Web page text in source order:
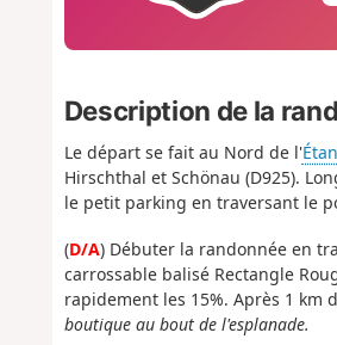
Description de la
Le départ se fait au Nord de l'
Hirschthal et Schönau (D925).
le petit parking en traversant le
(D/A) Débuter la randonnée en
carrossable balisé Rectangle
rapidement les 15%. Après 1 km
boutique au bout de l'esplanade.